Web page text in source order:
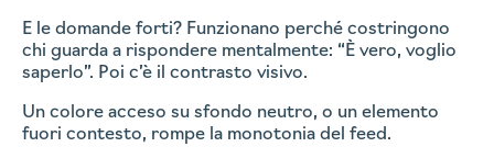
E le domande forti? Funzionano perché costringono
chi guarda a rispondere mentalmente: “È vero, voglio
saperlo”. Poi c’è il contrasto visivo.
Un colore acceso su sfondo neutro, o un elemento
fuori contesto, rompe la monotonia del feed.